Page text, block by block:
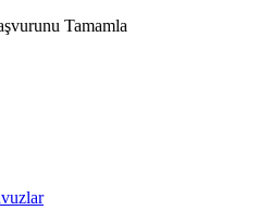
Tamamla